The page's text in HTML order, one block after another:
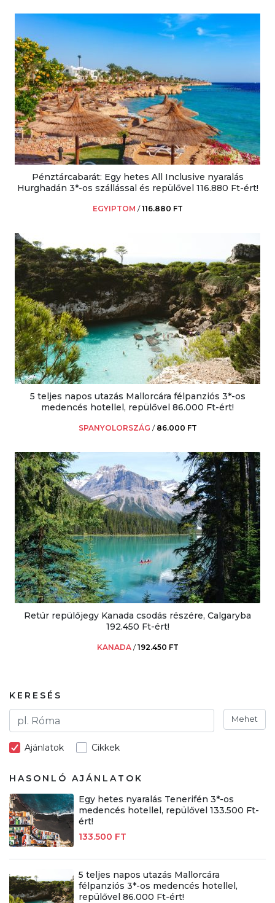
Pénztárcabarát: Egy hetes All Inclusive nyaralás
Hurghadán 3*-os szállással és repülővel 116.880 Ft-ért!
EGYIPTOM /116.880 FT
5 teljes napos utazás Mallorcára félpanziós 3*-os
medencés hotellel, repülővel 86.000 Ft-ért!
SPANYOLORSZÁG / 86.000 FT
Retúr repülőjegy Kanada csodás részére, Calgaryba
192.450 Ft-ért!
KANADA /192.450 FT
KERESÉS
Mehet
Ajánlatok Cikkek
HASONLÓ AJÁNLATOK
Egy hetes nyaralás Tenerifén 3*-os
medencés hotellel, repülővel 133.500 Ft-
ért!
133.500 FT
5 teljes napos utazás Mallorcára
félpanziós 3*-os medencés hotellel,
repülővel 86.000 Ft-ért!